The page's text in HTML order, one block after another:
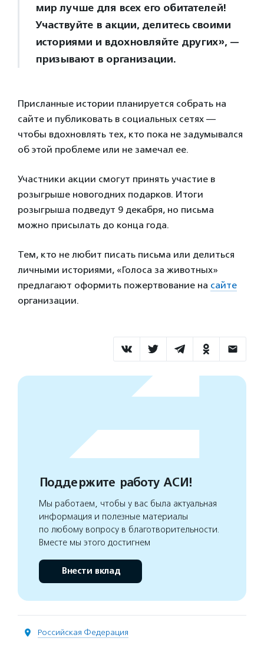
мир лучше для всех его обитателей!
Участвуйте в акции, делитесь своими
историями и вдохновляйте других», —
призывают в организации.
Присланные истории планируется собрать на
сайте и публиковать в социальных сетях —
чтобы вдохновлять тех, кто пока не задумывался
об этой проблеме или не замечал ее.
Участники акции смогут принять участие в
розыгрыше новогодних подарков. Итоги
розыгрыша подведут 9 декабря, но письма
можно присылать до конца года.
Тем, кто не любит писать письма или делиться
личными историями, «Голоса за животных»
предлагают оформить пожертвование на сайте
организации.
Поддержите работу АСИ!
Мы работаем, чтобы у вас была актуальная
информация и полезные материалы
по любому вопросу в благотворительности.
Вместе мы этого достигнем
Внести вклад
Российская Федерация